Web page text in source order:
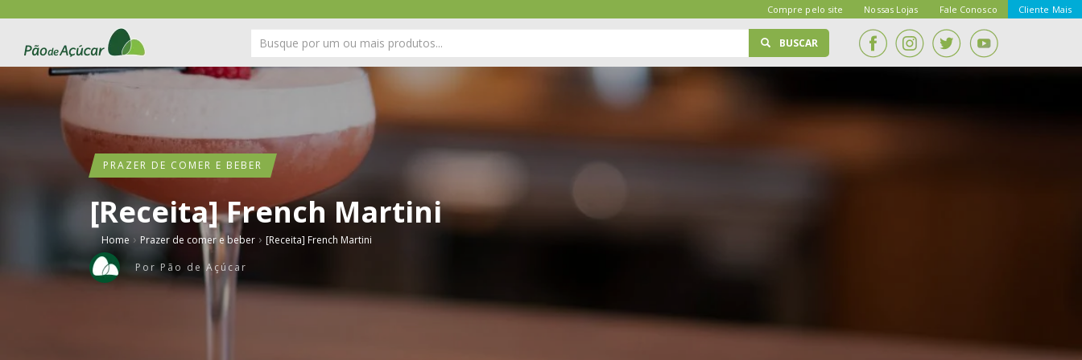
Compre pelo site Nossas Lojas Fale Conosco Cliente Mais
BUSCAR
PRAZER DE COMER E BEBER
[Receita] French Martini
Home › Prazer de comer e beber › [Receita] French Martini
Por Pão de Açúcar